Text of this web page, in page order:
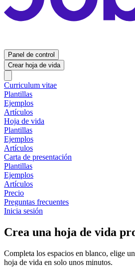
Panel de control
Crear hoja de vida
Curriculum vitae
Plantillas
Ejemplos
Artículos
Hoja de vida
Plantillas
Ejemplos
Artículos
Carta de presentación
Plantillas
Ejemplos
Artículos
Precio
Preguntas frecuentes
Inicia sesión
Crea una hoja de vida
Completa los espacios en blanco, elige
hoja de vida en solo unos minutos.